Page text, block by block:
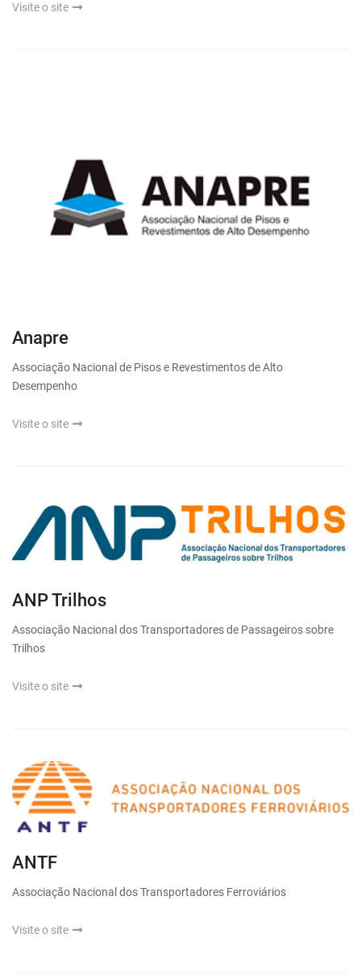
Visite o site
Anapre
Associação Nacional de Pisos e Revestimentos de Alto
Desempenho
Visite o site
ANP Trilhos
Associação Nacional dos Transportadores de Passageiros sobre
Trilhos
Visite o site
ANTF
Associação Nacional dos Transportadores Ferroviários
Visite o site